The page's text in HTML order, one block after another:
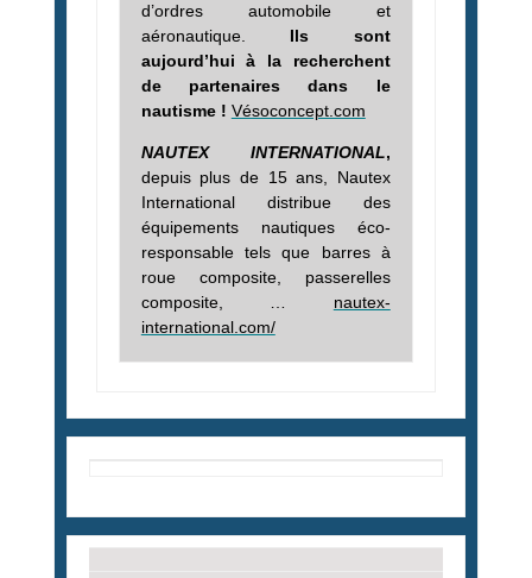
d’ordres automobile et
aéronautique. Ils sont
aujourd’hui à la recherchent
de partenaires dans le
nautisme ! Vésoconcept.com
NAUTEX INTERNATIONAL,
depuis plus de 15 ans, Nautex
International distribue des
équipements nautiques éco-
responsable tels que barres à
roue composite, passerelles
composite, … nautex-
international.com/